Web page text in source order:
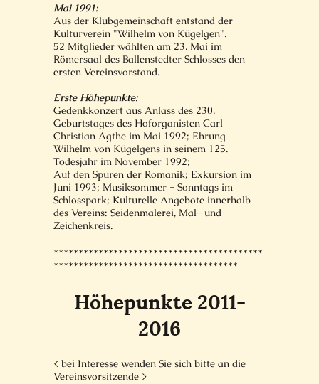
Mai 1991:
Aus der Klubgemeinschaft entstand der
Kulturverein "Wilhelm von Kügelgen".
52 Mitglieder wählten am 23. Mai im
Römersaal des Ballenstedter Schlosses den
ersten Vereinsvorstand.
Erste Höhepunkte:
Gedenkkonzert aus Anlass des 230.
Geburtstages des Hoforganisten Carl
Christian Agthe im Mai 1992; Ehrung
Wilhelm von Kügelgens in seinem 125.
Todesjahr im November 1992;
Auf den Spuren der Romanik; Exkursion im
Juni 1993; Musiksommer - Sonntags im
Schlosspark; Kulturelle Angebote innerhalb
des Vereins: Seidenmalerei, Mal- und
Zeichenkreis.
******************************************
*************************************
Höhepunkte 2011-
2016
< bei Interesse wenden Sie sich bitte an die
Vereinsvorsitzende >